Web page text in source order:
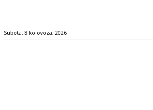
Subota, 8 kolovoza, 2026